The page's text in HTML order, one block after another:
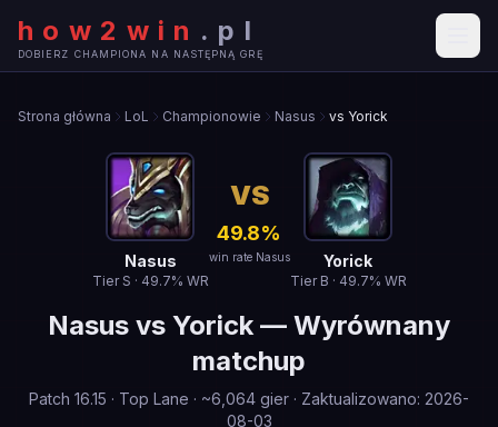
how2win . pl
DOBIERZ CHAMPIONA NA NASTĘPNĄ GRĘ
Strona główna LoL Championowie Nasus vs Yorick
Nasus
Tier S · 49.7% WR
VS
49.8%
win rate Nasus Yorick
Tier B · 49.7% WR
Nasus vs Yorick — Wyrównany
matchup
Patch 16.15 · Top Lane · ~6,064 gier · Zaktualizowano: 2026-
08-03